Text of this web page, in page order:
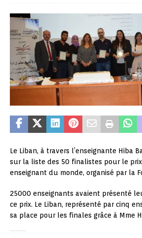
Le Liban, à travers l’enseignante Hiba
sur la liste des 50 finalistes pour le
enseignant du monde, organisé par la
25000 enseignants avaient présenté
ce prix. Le Liban, représenté par cinq
sa place pour les finales grâce à Mme